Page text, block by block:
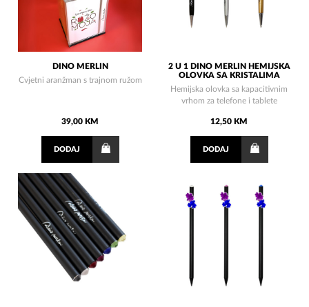
DINO MERLIN
Cvjetni aranžman s trajnom ružom
39,00 KM
DODAJ
2 U 1 DINO MERLIN HEMIJSKA
OLOVKA SA KRISTALIMA
Hemijska olovka sa kapacitivnim
vrhom za telefone i tablete
12,50 KM
DODAJ